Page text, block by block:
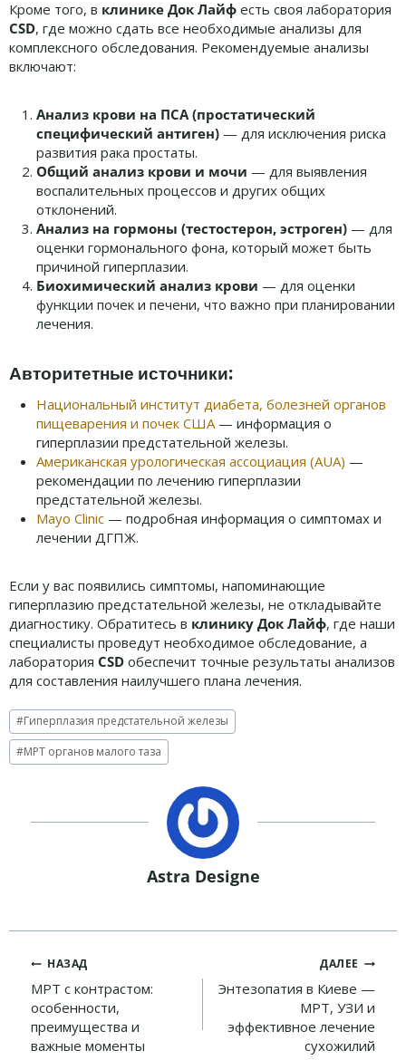
Кроме того, в клинике Док Лайф есть своя лаборатория
CSD, где можно сдать все необходимые анализы для
комплексного обследования. Рекомендуемые анализы
включают:
Анализ крови на ПСА (простатический
специфический антиген) — для исключения риска
развития рака простаты.
Общий анализ крови и мочи — для выявления
воспалительных процессов и других общих
отклонений.
Анализ на гормоны (тестостерон, эстроген) — для
оценки гормонального фона, который может быть
причиной гиперплазии.
Биохимический анализ крови — для оценки
функции почек и печени, что важно при планировании
лечения.
Авторитетные источники:
Национальный институт диабета, болезней органов
пищеварения и почек США — информация о
гиперплазии предстательной железы.
Американская урологическая ассоциация (AUA) —
рекомендации по лечению гиперплазии
предстательной железы.
Мayo Clinic — подробная информация о симптомах и
лечении ДГПЖ.
Если у вас появились симптомы, напоминающие
гиперплазию предстательной железы, не откладывайте
диагностику. Обратитесь в клинику Док Лайф, где наши
специалисты проведут необходимое обследование, а
лаборатория CSD обеспечит точные результаты анализов
для составления наилучшего плана лечения.
Метки
записи:
#Гиперплазия предстательной железы
#МРТ органов малого таза
Astra Designe
Навигация
по
записям
НАЗАД
МРТ с контрастом:
особенности,
преимущества и
важные моменты
ДАЛЕЕ
Энтезопатия в Киеве —
МРТ, УЗИ и
эффективное лечение
сухожилий